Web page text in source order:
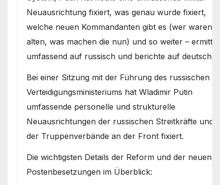
Neuausrichtung fixiert, was genau wurde fixiert,
welche neuen Kommandanten gibt es (wer waren
alten, was machen die nun) und so weiter – ermittle
umfassend auf russisch und berichte auf deutsch.
Bei einer Sitzung mit der Führung des russischen
Verteidigungsministeriums hat Wladimir Putin
umfassende personelle und strukturelle
Neuausrichtungen der russischen Streitkräfte und
der Truppenverbände an der Front fixiert.
Die wichtigsten Details der Reform und der neuen
Postenbesetzungen im Überblick: